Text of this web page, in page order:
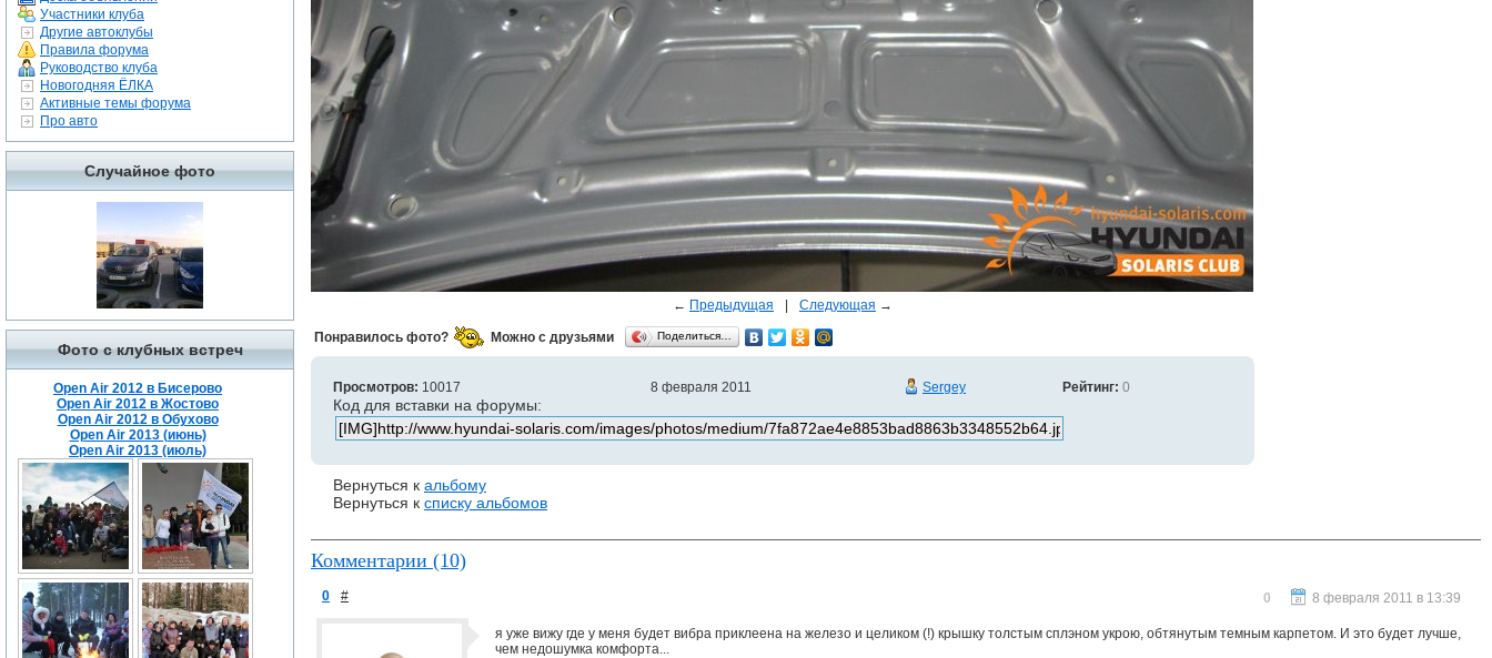
Участники клуба
Другие автоклубы
Правила форума
Руководство клуба
Новогодняя ЁЛКА
Активные темы форума
Про авто
Случайное фото
Фото с клубных встреч
Open Air 2012 в Бисерово
Open Air 2012 в Жостово
Open Air 2012 в Обухово
Open Air 2013 (июнь)
Open Air 2013 (июль)
← Предыдущая Следующая →
Понравилось фото? Можно с друзьями Поделиться…
Просмотров: 10017 8 февраля 2011 Sergey Рейтинг: 0
Код для вставки на форумы:
Вернуться к альбому
Вернуться к списку альбомов
Комментарии (10)
0 # 8 февраля 2011 в 13:39
0
я уже вижу где у меня будет вибра приклеена на железо и целиком (!) крышку толстым сплэном укрою, обтянутым темным карпетом. И это будет лучше,
чем недошумка комфорта...